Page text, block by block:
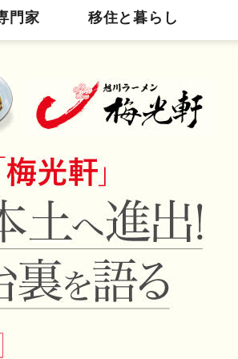
門家 移住と暮らし